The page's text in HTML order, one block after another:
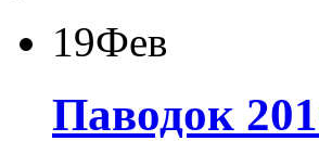
19Фев
Паводок